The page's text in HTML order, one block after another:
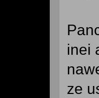
inei
ze